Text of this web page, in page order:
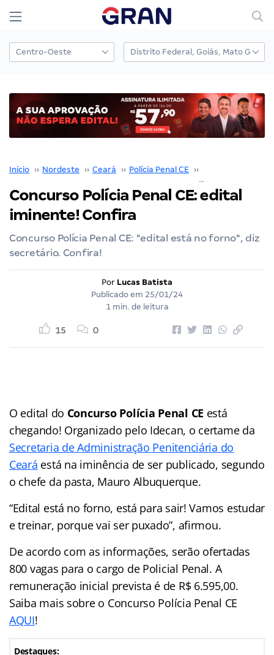
Início ›› Nordeste ›› Ceará ›› Polícia Penal CE ››
Concurso Polícia Penal CE: edital
iminente! Confira
Concurso Polícia Penal CE: "edital está no forno", diz
secretário. Confira!
Por Lucas Batista
Publicado em 25/01/24
1 min. de leitura
15 0
O edital do Concurso Polícia Penal CE está
chegando! Organizado pelo Idecan, o certame da
Secretaria de Administração Penitenciária do
Ceará está na iminência de ser publicado, segundo
o chefe da pasta, Mauro Albuquerque.
“Edital está no forno, está para sair! Vamos estudar
e treinar, porque vai ser puxado”, afirmou.
De acordo com as informações, serão ofertadas
800 vagas para o cargo de Policial Penal. A
remuneração inicial prevista é de R$ 6.595,00.
Saiba mais sobre o Concurso Polícia Penal CE
AQUI!
Destaques: